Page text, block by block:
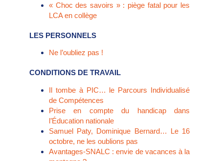
« Choc des savoirs » : piège fatal pour les
LCA en collège
LES PERSONNELS
Ne l’oubliez pas !
CONDITIONS DE TRAVAIL
Il tombe à PIC… le Parcours Individualisé
de Compétences
Prise en compte du handicap dans
l’Éducation nationale
Samuel Paty, Dominique Bernard… Le 16
octobre, ne les oublions pas
Avantages-SNALC : envie de vacances à la